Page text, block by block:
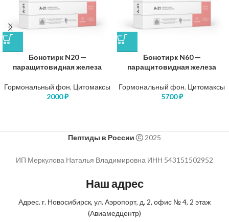
Бонотирк N20 —
паращитовидная железа
Гормональный фон, Цитомаксы
2000₽
Бонотирк N60 —
паращитовидная железа
Гормональный фон, Цитомаксы
5700₽
Пептиды в России 2025
ИП Меркулова Наталья Владимировна ИНН 543151502952
Наш адрес
Адрес. г. Новосибирск, ул. Аэропорт, д. 2, офис № 4, 2 этаж
(Авиамедцентр)